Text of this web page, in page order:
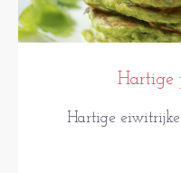
Hartige
Hartige eiwitrijke